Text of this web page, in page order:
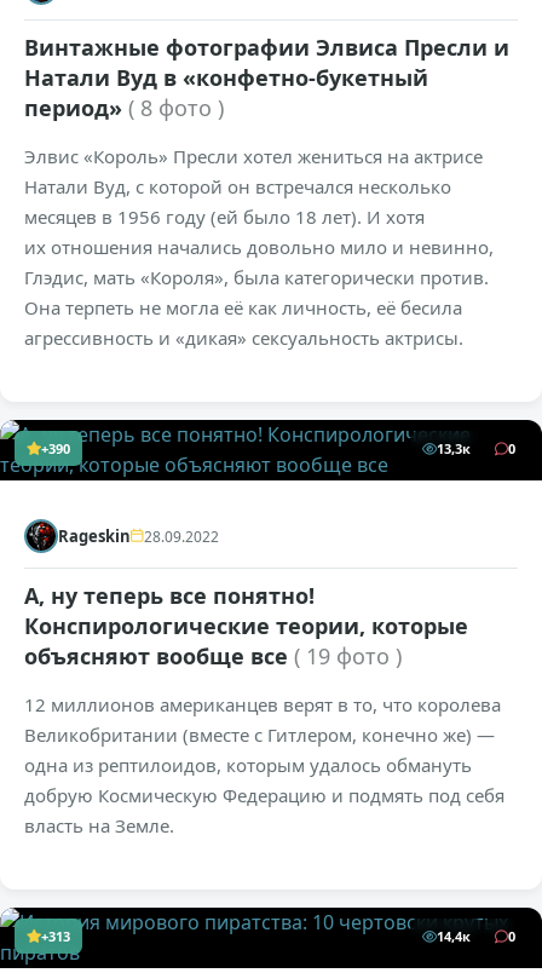
Винтажные фотографии Элвиса Пресли и
Натали Вуд в «конфетно-букетный
период» ( 8 фото )
Элвис «Король» Пресли хотел жениться на актрисе
Натали Вуд, с которой он встречался несколько
месяцев в 1956 году (ей было 18 лет). И хотя
их отношения начались довольно мило и невинно,
Глэдис, мать «Короля», была категорически против.
Она терпеть не могла её как личность, её бесила
агрессивность и «дикая» сексуальность актрисы.
+390 13,3к 0
Rageskin 28.09.2022
А, ну теперь все понятно!
Конспирологические теории, которые
объясняют вообще все ( 19 фото )
12 миллионов американцев верят в то, что королева
Великобритании (вместе с Гитлером, конечно же) —
одна из рептилоидов, которым удалось обмануть
добрую Космическую Федерацию и подмять под себя
власть на Земле.
+313 14,4к 0